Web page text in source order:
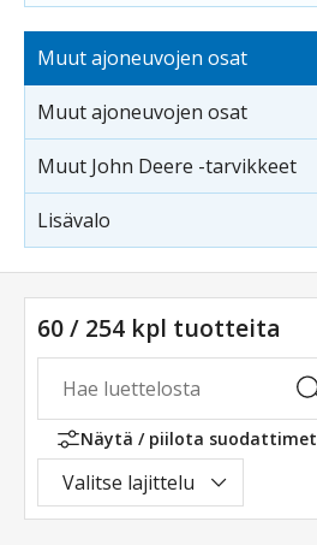
Muut ajoneuvojen osat
Muut ajoneuvojen osat
Muut John Deere -tarvikkeet
Lisävalo
60 / 254 kpl tuotteita
Näytä / piilota suodattimet
Valitse lajittelu